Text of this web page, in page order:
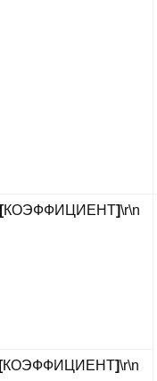
[КОЭФФИЦИЕНТ]\r\n
[КОЭФФИЦИЕНТ]\r\n